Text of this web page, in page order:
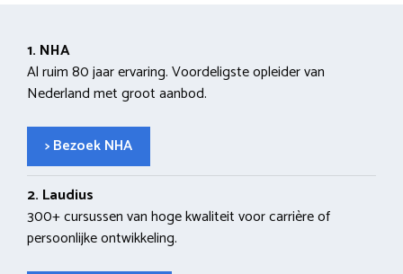
1. NHA
Al ruim 80 jaar ervaring. Voordeligste opleider van
Nederland met groot aanbod.
> Bezoek NHA
2. Laudius
300+ cursussen van hoge kwaliteit voor carrière of
persoonlijke ontwikkeling.